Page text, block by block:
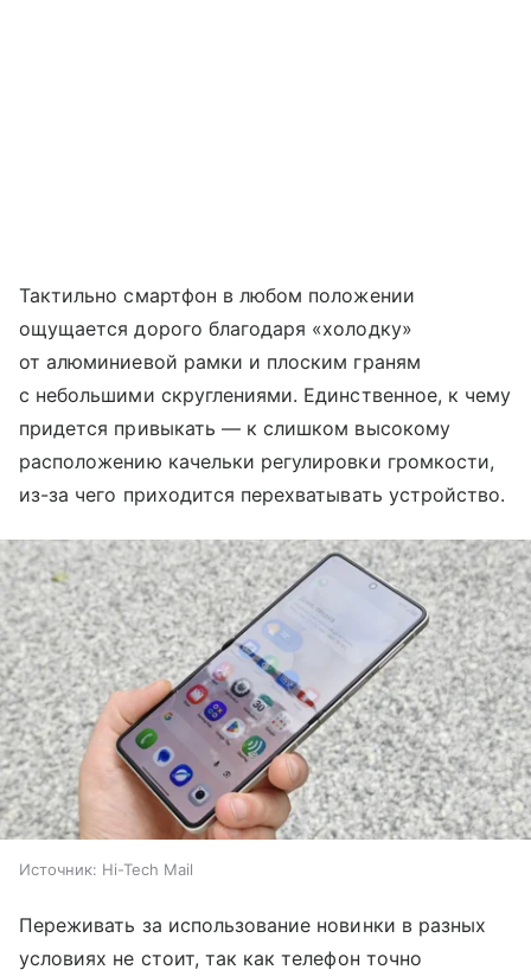
Тактильно смартфон в любом положении
ощущается дорого благодаря «холодку»
от алюминиевой рамки и плоским граням
с небольшими скруглениями. Единственное, к чему
придется привыкать — к слишком высокому
расположению качельки регулировки громкости,
из-за чего приходится перехватывать устройство.
Источник: Hi-Tech Mail
Переживать за использование новинки в разных
условиях не стоит, так как телефон точно